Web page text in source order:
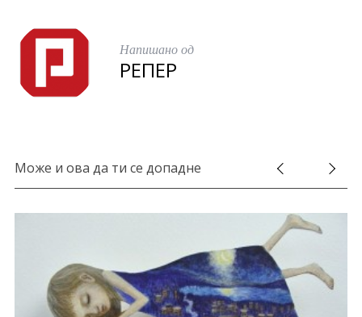
Напишано од
РЕПЕР
Може и ова да ти се допадне